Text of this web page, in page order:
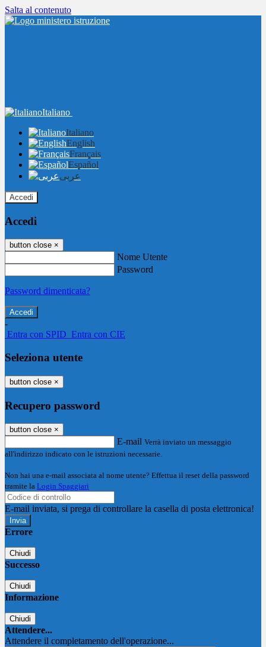
Salta al contenuto
Italiano
Italiano
English
Français
Español
عربى
Accedi
Accedi
button close ×
Nome Utente
Password
Password dimenticata?
-
Entra con SPID Entra con CIE
Seleziona utente
button close ×
Recupero password
button close ×
E-mail Verrà inviato un messaggio
all'indirizzo indicato con le istruzioni necessarie.
Non hai una e-mail associata al nome utente? Effettua il reset della password
tramite la Login Spaggiari
E-mail inviata, si prega di controllare la casella di posta elettronica!
Errore
Chiudi
Successo
Chiudi
Informazione
Chiudi
Attendere...
Attendere il completamento dell'operazione...